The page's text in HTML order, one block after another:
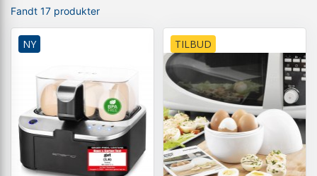
Fandt 17 produkter
NY TILBUD